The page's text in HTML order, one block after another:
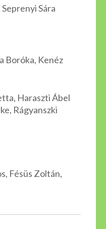
Sára
Boróka, Kenéz
Haraszti Ábel
Rágyanszki
Fésüs Zoltán,